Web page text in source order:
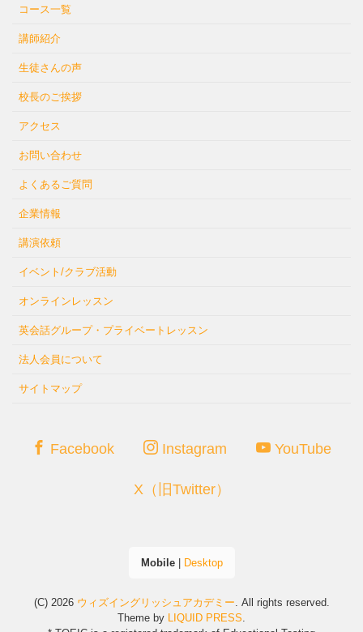
コース一覧
講師紹介
生徒さんの声
校長のご挨拶
アクセス
お問い合わせ
よくあるご質問
企業情報
講演依頼
イベント/クラブ活動
オンラインレッスン
英会話グループ・プライベートレッスン
法人会員について
サイトマップ
Facebook Instagram YouTube
X（旧Twitter）
Mobile| Desktop
(C) 2026 ウィズイングリッシュアカデミー . All rights reserved.
Theme by
LIQUID PRESS